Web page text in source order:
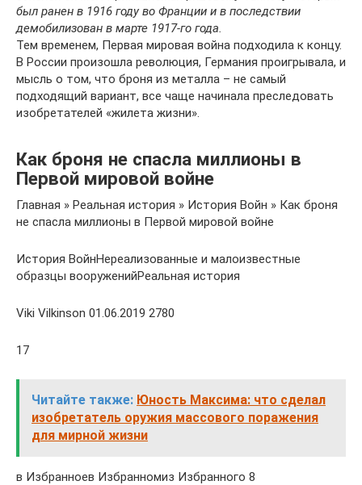
был ранен в 1916 году во Франции и в последствии
демобилизован в марте 1917-го года.
Тем временем, Первая мировая война подходила к концу.
В России произошла революция, Германия проигрывала, и
мысль о том, что броня из металла – не самый
подходящий вариант, все чаще начинала преследовать
изобретателей «жилета жизни».
Как броня не спасла миллионы в
Первой мировой войне
Главная » Реальная история » История Войн » Как броня
не спасла миллионы в Первой мировой войне
История ВойнНереализованные и малоизвестные
образцы вооруженийРеальная история
Viki Vilkinson 01.06.2019 2780
17
Читайте также: Юность Максима: что сделал
изобретатель оружия массового поражения
для мирной жизни
в Избранноев Избранномиз Избранного 8